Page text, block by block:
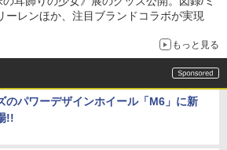
ーレンほか、注目ブランドコラボが実現
もっと見る
のパワーデザインホイール「M6」に新
!!